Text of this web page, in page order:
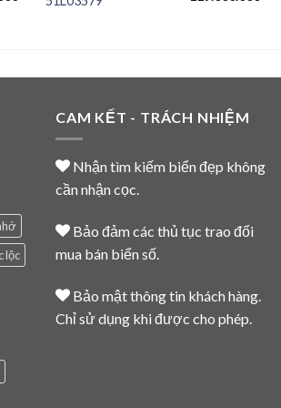
hiện
lộc
CAM KẾT - TRÁCH NHIỆM
Nhận tìm kiếm biển đẹp không
cần nhận cọc.
Bảo đảm các thủ tục trao đổi
mua bán biển số.
Bảo mật thông tin khách hàng.
Chỉ sử dụng khi được cho phép.